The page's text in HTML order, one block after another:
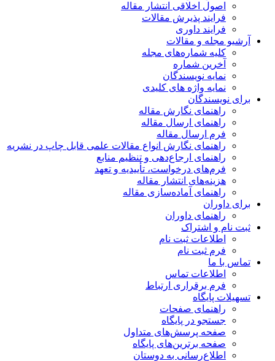
اصول اخلاقی انتشار مقاله
فرایند پذیرش مقالات
فرایند داوری
مجله و مقالات
کلیه شماره‌های مجله
آخرین شماره
نمایه نویسندگان
نمایه واژه های کلیدی
نویسندگان
راهنمای نگارش مقاله
راهنمای ارسال مقاله
فرم ارسال مقاله
راهنمای نگارش انواع مقالات علمی قابل چاپ در نشریه
راهنمای ارجاع‌دهی و تنظیم منابع
فرم‌های درخواست، تأییدیه و تعهد
هزینه‌های انتشار مقاله
راهنمای آماده‌سازی مقاله
داوران
راهنمای داوران
نام و اشتراک
اطلاعات ثبت نام
فرم ثبت نام
با ما
اطلاعات تماس
فرم برقراری ارتباط
پایگاه
راهنمای صفحات
جستجو در پایگاه
صفحه پرسش‌های متداول
صفحه برترین‌های پایگاه
اطلاع‌رسانی به دوستان